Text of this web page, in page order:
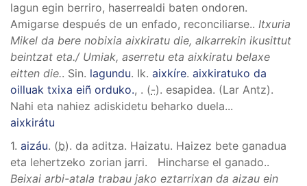
lagun egin berriro, haserrealdi baten ondoren.
Amigarse después de un enfado, reconciliarse.. Itxuria
Mikel da bere nobixia aixkiratu die, alkarrekin ikusittut
beintzat eta./ Umiak, aserretu eta aixkiratu belaxe
eitten die.. Sin. lagundu. Ik. aixkíre. aixkiratuko da
oilluak txixa eiñ orduko., . (-). esapidea. (Lar Antz).
Nahi eta nahiez adiskidetu beharko duela...
aixkirátu
1. aizáu. (b). da aditza. Haizatu. Haizez bete ganadua
eta lehertzeko zorian jarri. Hincharse el ganado..
Beixai arbi-atala trabau jako eztarrixan da aizau ein